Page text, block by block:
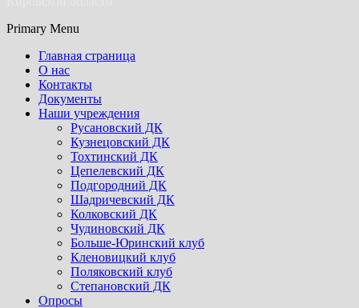
Primary Menu
Главная страница
О нас
Контакты
Документы
Наши учреждения
Русановский ДК
Кузнецовский ДК
Тохтинский ДК
Цепелевский ДК
Подгородний ДК
Шадричевский ДК
Колковский ДК
Чудиновский ДК
Больше-Юринский клуб
Кленовицкий клуб
Поляковский клуб
Степановский ДК
Опросы